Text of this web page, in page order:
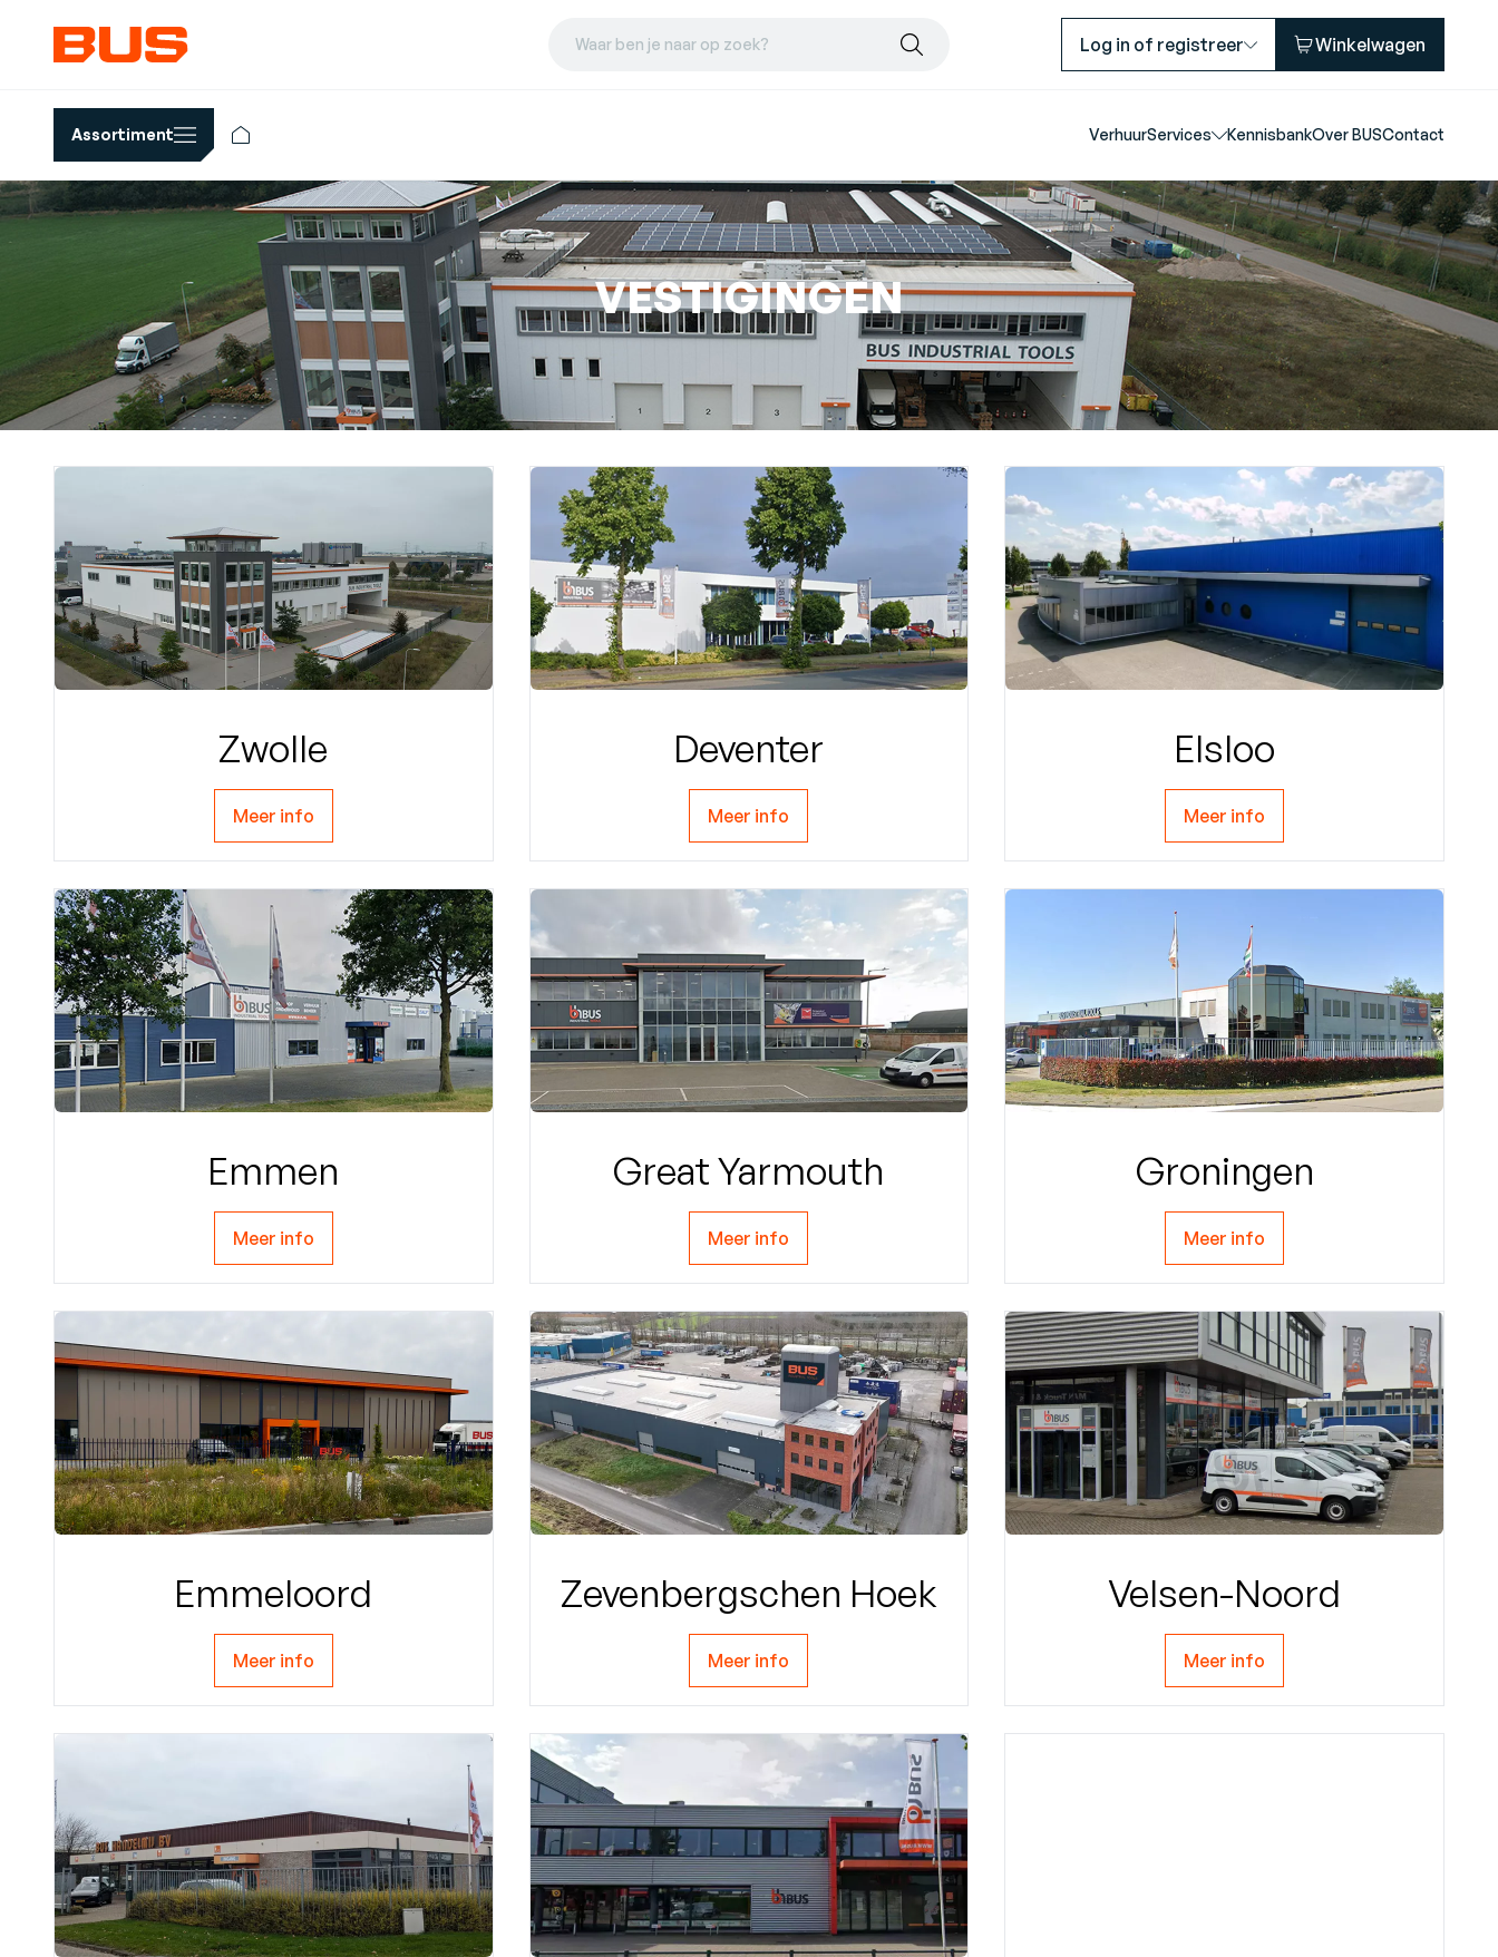
Waar ben je naar op zoek? Log in of registreer Winkelwagen
Assortiment VerhuurServices KennisbankOver BUSContact
VESTIGINGEN
Zwolle
Meer info
Deventer
Meer info
Elsloo
Meer info
Emmen
Meer info
Great Yarmouth
Meer info
Groningen
Meer info
Emmeloord
Meer info
Zevenbergschen Hoek
Meer info
Velsen-Noord
Meer info